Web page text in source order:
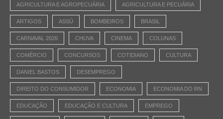
AGRICULTURA E AGROPECUÁRIA AGRICULTURA E PECUÁRIA
ARTIGOS ASSÚ BOMBEIROS BRASIL
CARNAVAL 2026 CHUVA CINEMA COLUNAS
COMÉRCIO CONCURSOS COTIDIANO CULTURA
DANIEL BASTOS DESEMPREGO
DIREITO DO CONSUMIDOR ECONOMIA ECONOMIA DO RN
EDUCAÇÃO EDUCAÇÃO E CULTURA EMPREGO